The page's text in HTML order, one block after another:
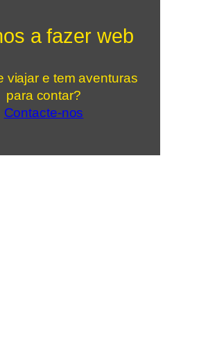
a fazer web
viajar e tem aventuras
para contar?
Contacte-nos